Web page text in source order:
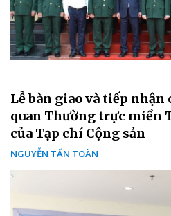
Lễ bàn giao và tiếp
quan Thường trực miền
của Tạp chí Cộng sản
NGUYỄN TẤN TOÀN